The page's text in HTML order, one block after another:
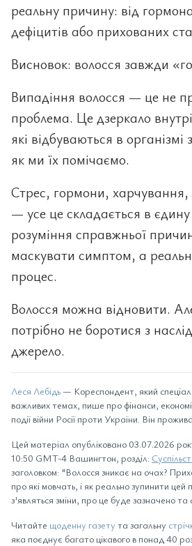
реальну причину: від
дефіцитів або прихованих
Висновок: волосся завжди
Випадіння волосся — це не
проблема. Це дзеркало
які відбуваються в організмі
як ми їх помічаємо.
Стрес, гормони, харчування,
— усе це складається в
розуміння справжньої
маскувати симптом, а
процес.
Волосся можна відновити.
потрібно не боротися з
джерело.
Леся Лебідь— Кореспондент, який
важливих темах, пише про фінанси,
події війни Росії проти України. Він
Цей матеріал опубліковано 03.07.2026
10:50 GMT-4 Вашингтон, розділ:
заголовком: "Волосся зникає на очах?
про які мовчать, і як реально зупинити цей
з'являться зміни, про це буде зазначено та
Читайте щоденну газету та загальну
яка поєднує багато цікавого в понад 40